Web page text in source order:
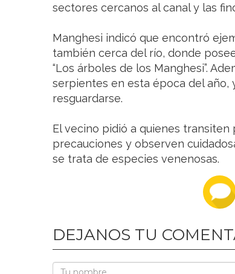
sectores cercanos al canal y las
Manghesi indicó que encontró
también cerca del río, donde
“Los árboles de los Manghesi”.
serpientes en esta época del año,
resguardarse.
El vecino pidió a quienes
precauciones y observen
se trata de especies venenosas.
DEJANOS TU